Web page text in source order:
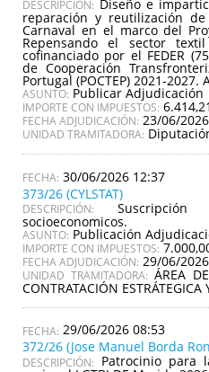
DESCRIPCIÓN: Diseño e
reparación y reutilización
Carnaval en el marco del
Repensando el sector
cofinanciado por el FEDER
de Cooperación
Portugal (POCTEP) 2021-2027.
ASUNTO: Publicar Adjudicación
IMPORTE CON IMPUESTOS:
FECHA ADJUDICACIÓN: 23/06/2026
UNIDAD TRAMITADORA:
30/06/2026 12:37
373/26 (CYLSTAT)
DESCRIPCIÓN:
socioeconomicos.
ASUNTO: Publicación
IMPORTE CON IMPUESTOS:
FECHA ADJUDICACIÓN: 29/06/2026
UNIDAD TRAMITADORA: ÁREA
CONTRATACIÓN ESTRÁTEGICA
29/06/2026 08:53
372/26 (Jose Manuel Borda
DESCRIPCIÓN: Patrocinio para